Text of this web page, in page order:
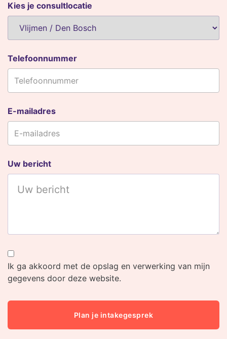
Kies je consultlocatie
Telefoonnummer
E-mailadres
Uw bericht
Ik ga akkoord met de opslag en verwerking van mijn
gegevens door deze website.